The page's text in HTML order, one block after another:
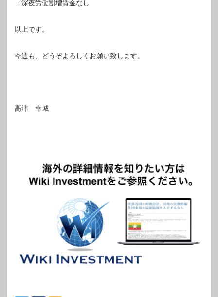
・深夜労働割増賃金なし
以上です。
今週も、どうぞよろしくお願い致します。
高津 幸城